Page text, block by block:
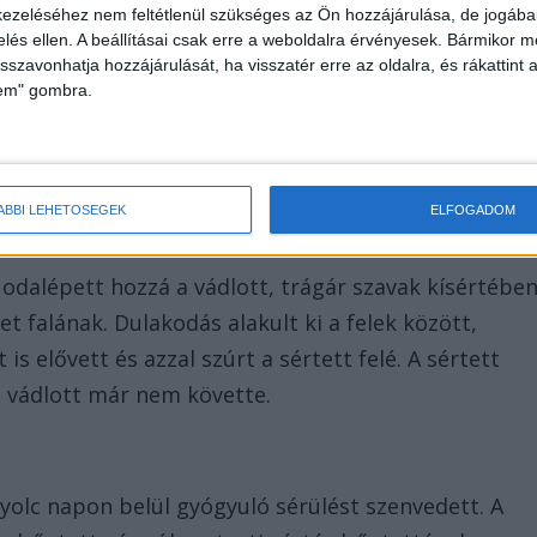
nem feltétlenül szükséges az Ön hozzájárulása, de
ellen. A beállításai csak erre a weboldalra érvényesek. Bármikor
hozzájárulását, ha visszatér erre az oldalra, és rákattint
gombra.
LEHETŐSÉGEK ELFOGADOM
futottak össze, ahol újra szóváltásba
üzletet, de a közelben maradt.
hozzá a vádlott, trágár szavak kísértében
falának. Dulakodás alakult ki a felek között,
is elővett és azzal szúrt a sértett felé. A sértett
már nem követte.
napon belül gyógyuló sérülést szenvedett. A